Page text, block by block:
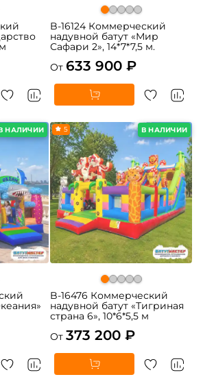
B-16124 Коммерческий
надувной батут «Мир
Сафари 2», 14*7*7,5 м.
От 633 900 ₽
НАЛИЧИИ В НАЛИЧИИ
5
B-16476 Коммерческий
надувной батут «Тигриная
страна 6», 10*6*5,5 м
От 373 200 ₽